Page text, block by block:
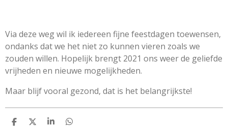
Via deze weg wil ik iedereen fijne feestdagen toewensen,
ondanks dat we het niet zo kunnen vieren zoals we
zouden willen. Hopelijk brengt 2021 ons weer de geliefde
vrijheden en nieuwe mogelijkheden.
Maar blijf vooral gezond, dat is het belangrijkste!
D
D
S
D